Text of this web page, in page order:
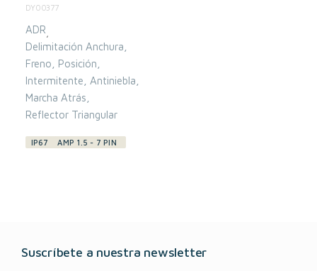
DY00377
ADR
Delimitación Anchura
Freno
Posición
Intermitente
Antiniebla
Marcha Atrás
Reflector Triangular
IP67 AMP 1.5 - 7 PIN
Suscríbete a nuestra newsletter